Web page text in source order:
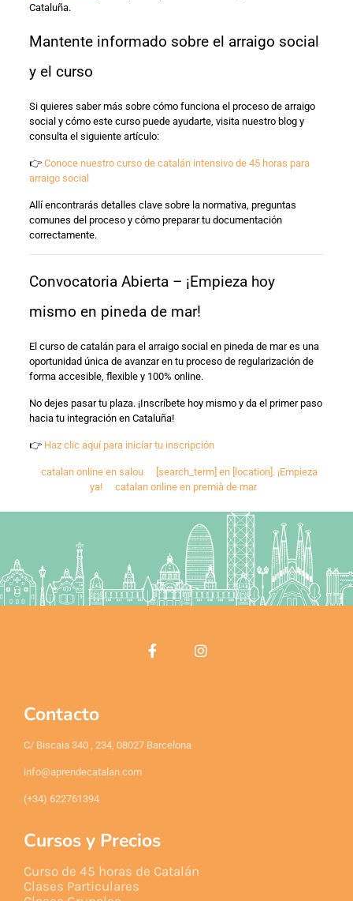
Cataluña.
Mantente informado sobre el arraigo social
y el curso
Si quieres saber más sobre cómo funciona el proceso de arraigo
social y cómo este curso puede ayudarte, visita nuestro blog y
consulta el siguiente artículo:
👉 Conoce nuestro curso de catalán intensivo de 45 horas para
arraigo social
Allí encontrarás detalles clave sobre la normativa, preguntas
comunes del proceso y cómo preparar tu documentación
correctamente.
Convocatoria Abierta – ¡Empieza hoy
mismo en pineda de mar!
El curso de catalán para el arraigo social en pineda de mar es una
oportunidad única de avanzar en tu proceso de regularización de
forma accesible, flexible y 100% online.
No dejes pasar tu plaza. ¡Inscríbete hoy mismo y da el primer paso
hacia tu integración en Cataluña!
👉 Haz clic aquí para iniciar tu inscripción
catalan online en salou
[search_term] en [location]. ¡Empieza
ya!
catalan online en premià de mar
Contacto
C/ Biscaia 340 , 234, 08027 Barcelona
info@aprendecatalan.com
(+34) 622761394
Cursos y Precios
Curso de 45 horas de Catalán
Clases Particulares